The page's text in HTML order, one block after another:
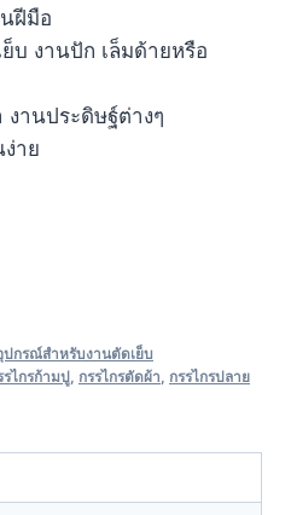
ฝีมือ
บ งานปัก เล็มด้ายหรือ
านประดิษฐ์ต่างๆ
าย
ปกรณ์สำหรับงานตัดเย็บ
รไกรก้ามปู, กรรไกรตัดผ้า, กรรไกรปลาย